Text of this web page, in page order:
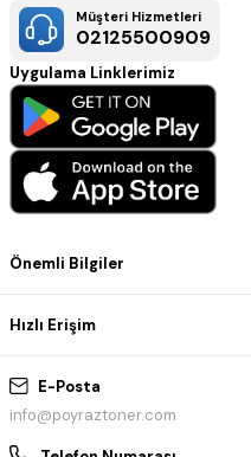
E-Posta
info@poyraztoner.com
Önemli Bilgiler
Hızlı Erişim
Müşteri Hizmetleri
02125500909
Uygulama Linklerimiz